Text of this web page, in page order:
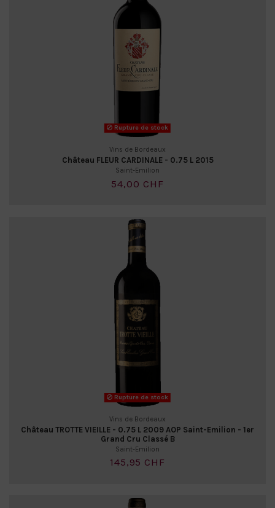
Rupture de stock
Vins de Bordeaux
Château FLEUR CARDINALE - 0.75 L 2015
Saint-Emilion
54,00 CHF
Rupture de stock
Vins de Bordeaux
Château TROTTE VIEILLE - 0.75 L 2009 AOP Saint-Emilion - 1er
Grand Cru Classé B
Saint-Emilion
145,95 CHF